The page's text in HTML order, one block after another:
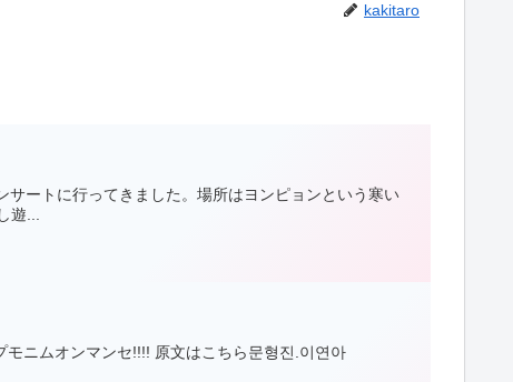
kakitaro
ートに行ってきました。場所はヨンピョンという寒い
遊...
ニムオンマンセ!!!! 原文はこちら문형진.이연아